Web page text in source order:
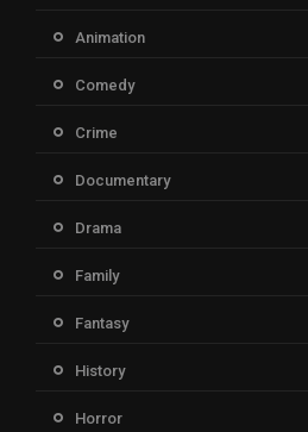
Animation
Comedy
Crime
Documentary
Drama
Family
Fantasy
History
Horror